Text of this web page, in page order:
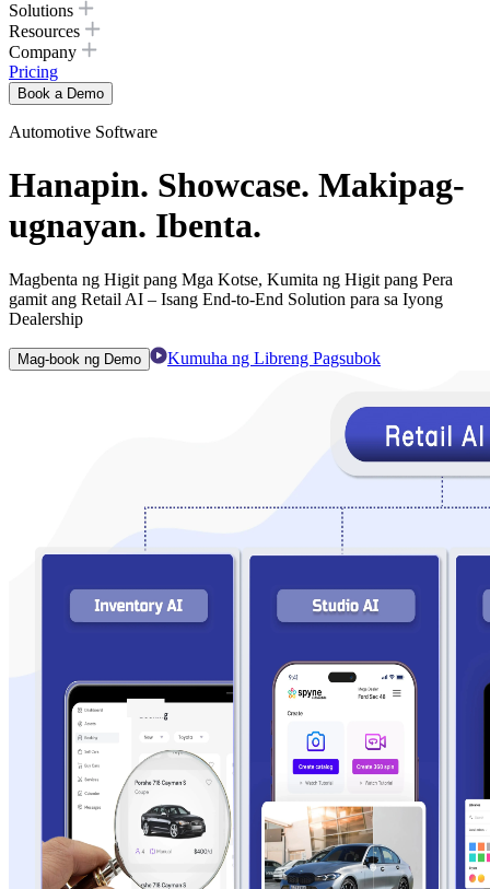
Solutions
Resources
Company
Pricing
Book a Demo
Automotive Software
Hanapin. Showcase. Makipag-
ugnayan. Ibenta.
Magbenta ng Higit pang Mga Kotse, Kumita ng Higit pang Pera
gamit ang Retail AI – Isang End-to-End Solution para sa Iyong
Dealership
Mag-book ng Demo Kumuha ng Libreng Pagsubok